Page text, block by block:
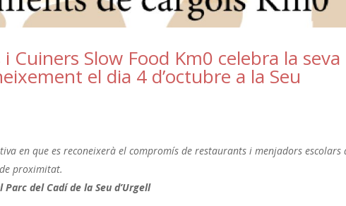
i Cuiners Slow Food Km0 celebra la seva
el dia 4 d’octubre a la Seu
en que es reconeixerà el compromís de restaurants i menjadors escolars
proximitat.
del Cadí de la Seu d’Urgell